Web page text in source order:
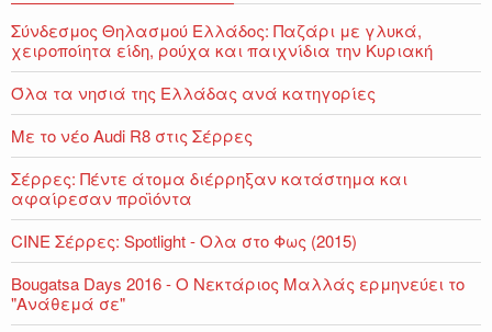
Σύνδεσμος Θηλασμού Ελλάδος: Παζάρι με γλυκά,
χειροποίητα είδη, ρούχα και παιχνίδια την Κυριακή
Όλα τα νησιά της Ελλάδας ανά κατηγορίες
Με το νέο Audi R8 στις Σέρρες
Σέρρες: Πέντε άτομα διέρρηξαν κατάστημα και
αφαίρεσαν προϊόντα
CINE Σέρρες: Spotlight - Ολα στο Φως (2015)
Bougatsa Days 2016 - Ο Νεκτάριος Μαλλάς ερμηνεύει το
"Ανάθεμά σε"